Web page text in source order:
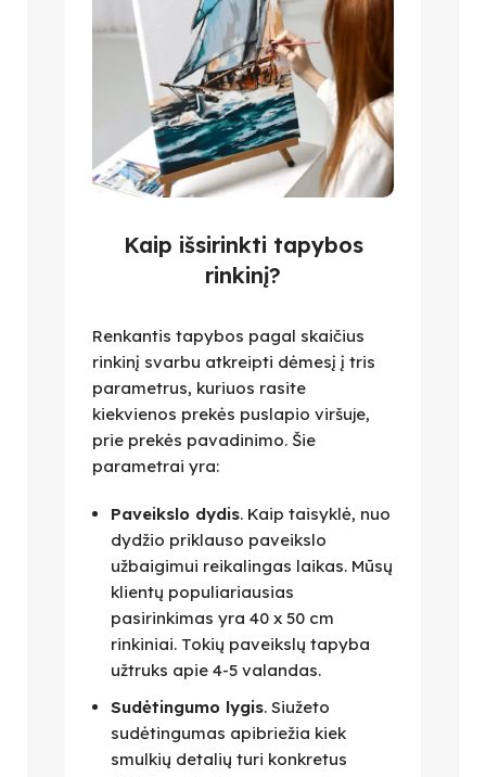
Kaip išsirinkti tapybos
rinkinį?
Renkantis tapybos pagal skaičius
rinkinį svarbu atkreipti dėmesį į tris
parametrus, kuriuos rasite
kiekvienos prekės puslapio viršuje,
prie prekės pavadinimo. Šie
parametrai yra:
Paveikslo dydis. Kaip taisyklė, nuo
dydžio priklauso paveikslo
užbaigimui reikalingas laikas. Mūsų
klientų populiariausias
pasirinkimas yra 40 x 50 cm
rinkiniai. Tokių paveikslų tapyba
užtruks apie 4-5 valandas.
Sudėtingumo lygis. Siužeto
sudėtingumas apibriežia kiek
smulkių detalių turi konkretus